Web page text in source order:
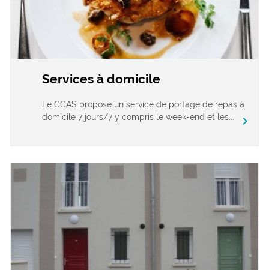
Services à domicile
Le CCAS propose un service de portage de repas à
domicile 7 jours/7 y compris le week-end et les...
chevron_right